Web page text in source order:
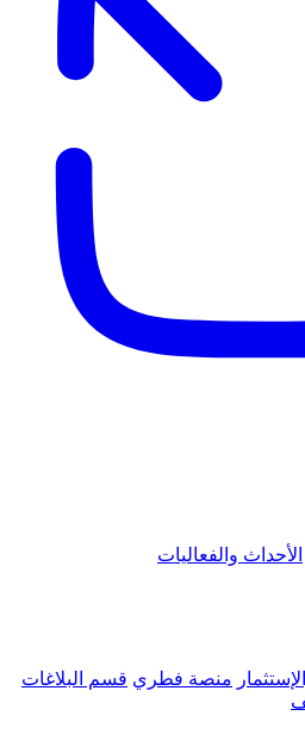
الأحداث والفعاليات
منصة فطري قسم البلاغات